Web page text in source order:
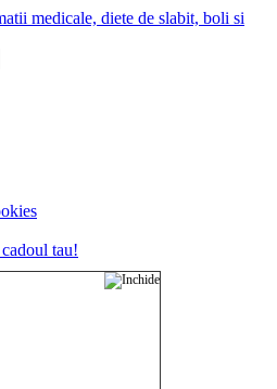
medicale, diete de slabit, boli si
tau!